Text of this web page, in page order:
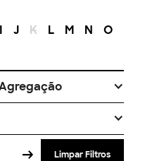
I J K L M N O
Limpar Filtros